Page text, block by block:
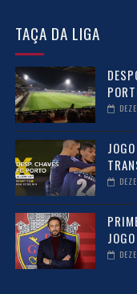
TAÇA DA LIGA